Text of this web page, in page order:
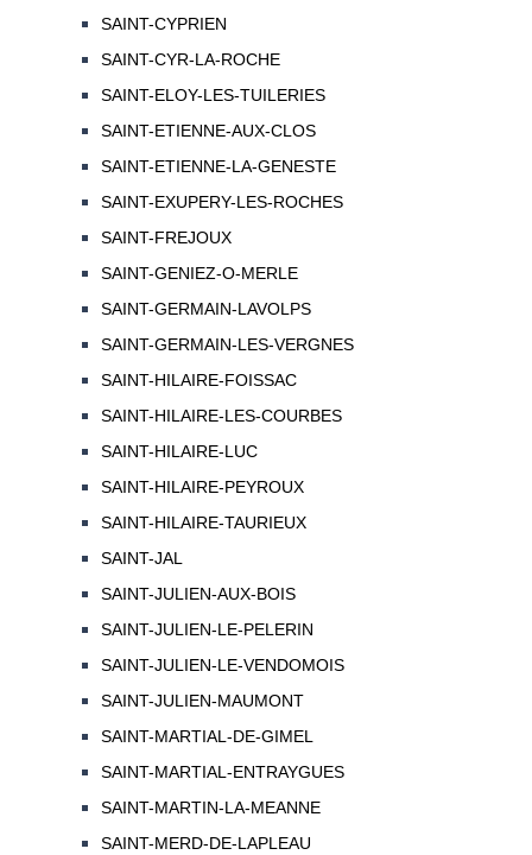
SAINT-CYPRIEN
SAINT-CYR-LA-ROCHE
SAINT-ELOY-LES-TUILERIES
SAINT-ETIENNE-AUX-CLOS
SAINT-ETIENNE-LA-GENESTE
SAINT-EXUPERY-LES-ROCHES
SAINT-FREJOUX
SAINT-GENIEZ-O-MERLE
SAINT-GERMAIN-LAVOLPS
SAINT-GERMAIN-LES-VERGNES
SAINT-HILAIRE-FOISSAC
SAINT-HILAIRE-LES-COURBES
SAINT-HILAIRE-LUC
SAINT-HILAIRE-PEYROUX
SAINT-HILAIRE-TAURIEUX
SAINT-JAL
SAINT-JULIEN-AUX-BOIS
SAINT-JULIEN-LE-PELERIN
SAINT-JULIEN-LE-VENDOMOIS
SAINT-JULIEN-MAUMONT
SAINT-MARTIAL-DE-GIMEL
SAINT-MARTIAL-ENTRAYGUES
SAINT-MARTIN-LA-MEANNE
SAINT-MERD-DE-LAPLEAU